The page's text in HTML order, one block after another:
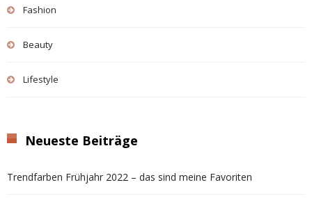
Fashion
Beauty
Lifestyle
Neueste Beiträge
Trendfarben Frühjahr 2022 – das sind meine Favoriten